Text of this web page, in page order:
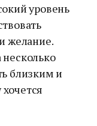
уровень
желание.
близким и